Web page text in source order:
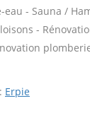
- Sauna /
-
Erpie